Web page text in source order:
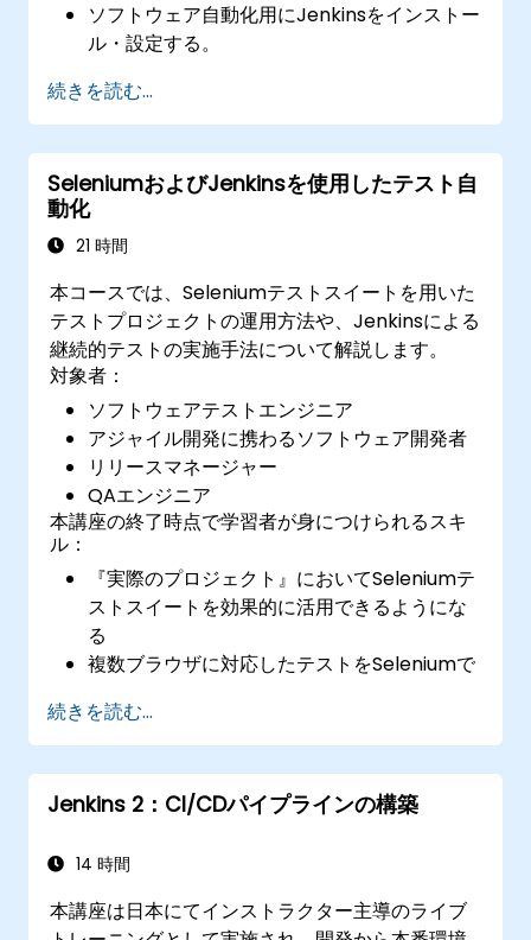
ソフトウェア自動化用にJenkinsをインストー
ル・設定する。
Jenkinsジョブを作成・管理する。
ソフトウェアデプロイ用の自動化パイプライ
ンを構築・カスタマイズする。
続きを読む...
SeleniumおよびJenkinsを使用したテスト自
動化
21 時間
本コースでは、Seleniumテストスイートを用いた
テストプロジェクトの運用方法や、Jenkinsによる
継続的テストの実施手法について解説します。
対象者：
ソフトウェアテストエンジニア
アジャイル開発に携わるソフトウェア開発者
リリースマネージャー
QAエンジニア
本講座の終了時点で学習者が身につけられるスキ
ル：
『実際のプロジェクト』においてSeleniumテ
ストスイートを効果的に活用できるようにな
る
複数ブラウザに対応したテストをSeleniumで
Selenium Gridを用いてテストの分散処理が
行えるようになる
Jenkins上で回帰テスト用のSeleniumスクリ
プトを実行可能となる
ト作成ができるようになる
続きを読む...
Jenkins 2：CI/CDパイプラインの構築
14 時間
本講座は日本にてインストラクター主導のライブ